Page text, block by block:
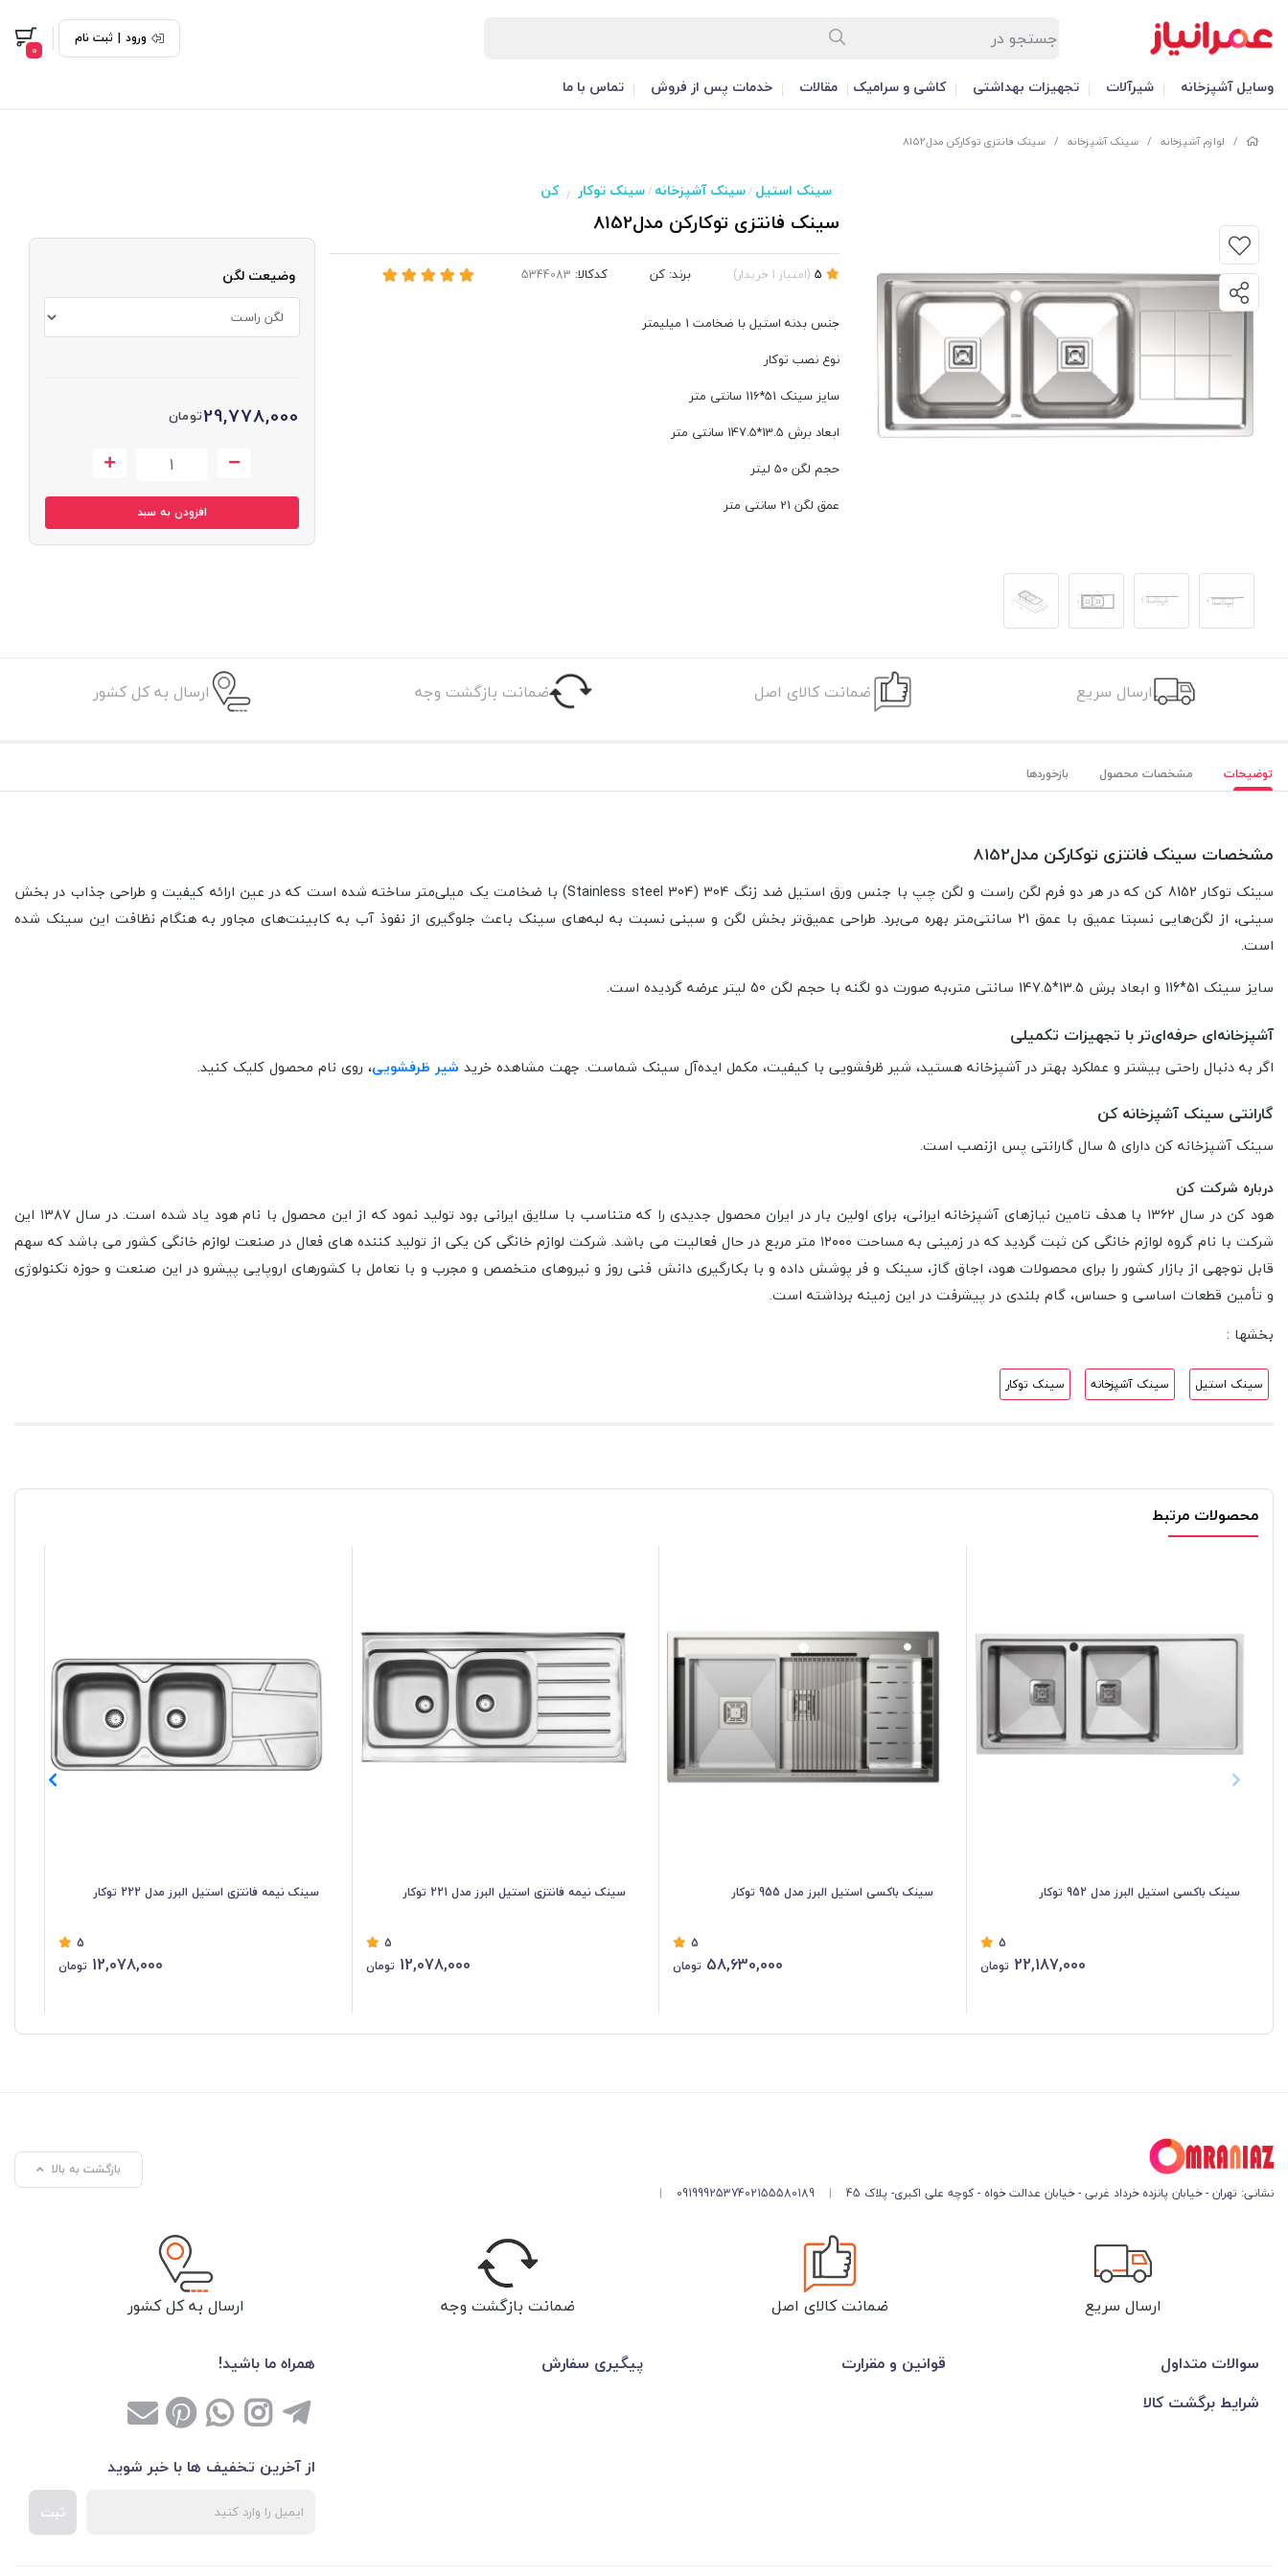
ورود | ثبت نام
0
وسایل آشپزخانه شیرآلات تجهیزات بهداشتی کاشی و سرامیک مقالات خدمات پس از فروش تماس با ما
/ لوازم آشپزخانه / سینک آشپزخانه / سینک فانتزی توکارکن مدل8152
سینک استیل /سینک آشپزخانه /سینک توکار / کن
سینک فانتزی توکارکن مدل8152
(امتیاز 1 خریدار) برند: کن کدکالا:
جنس بدنه استیل با ضخامت 1 میلیمتر
نوع نصب توکار
سایز سینک 51*116 سانتی متر
ابعاد برش 13.5*147.5 سانتی متر
حجم لگن 50 لیتر
عمق لگن 21 سانتی متر
وضیعت لگن
29,778,000تومان
افزودن به سبد
ارسال سریع ضمانت کالای اصل ضمانت بازگشت وجه ارسال به کل کشور
توضیحات مشخصات محصول بازخوردها
مشخصات سینک فانتزی توکارکن مدل8152
سینک توکار 8152 کن که در هر دو فرم لگن راست و لگن چپ با جنس ورق استیل ضد زنگ 304 (Stainless steel 304) با ضخامت یک میلی‌متر ساخته شده است که در عین ارائه کیفیت و طراحی جذاب در بخش
سینی، از لگن‌هایی نسبتا عمیق با عمق 21 سانتی‌متر بهره‌ می‌برد. طراحی عمیق‌تر بخش لگن و سینی نسبت به لبه‌های سینک باعث جلوگیری از نفوذ آب به کابینت‌های مجاور به هنگام نظافت این سینک شده
است.
سایز سینک 51*116 و
ابعاد برش حجم لگن
آشپزخانه‌ای حرفه‌ای‌تر با تجهیزات تکمیلی
اگر به دنبال راحتی بیشتر و عملکرد بهتر در آشپزخانه هستید، شیر ظرفشویی با کیفیت، مکمل ایده‌آل سینک شماست. جهت مشاهده خرید شیر ظرفشویی، روی نام محصول کلیک کنید.
گارانتی سینک آشپزخانه کن
سینک آشپزخانه کن دارای 5 سال گارانتی پس ازنصب است.
درباره شرکت کن
هود کن در سال ۱۳۶۲ با هدف تامین نیازهای آشپزخانه ایرانی، برای اولین بار در ایران محصول جدیدی را که متناسب با سلایق ایرانی بود تولید نمود که از این محصول با نام هود یاد شده است.
در سال ۱۳۸۷ این
شرکت با نام گروه لوازم خانگی کن ثبت گردید که در زمینی به مساحت ۱۲۰۰۰ متر مربع در حال فعالیت می باشد. شرکت لوازم خانگی کن یکی از تولید کننده های فعال در صنعت لوازم خانگی کشور می باشد که سهم
قابل توجهی از بازار کشور را برای محصولات هود، اجاق گاز، سینک و فر پوشش داده و با بکارگیری دانش فنی روز و نیروهای متخصص و مجرب و با تعامل با کشورهای اروپایی پیشرو در این صنعت و حوزه تکنولوژی
و تأمین قطعات اساسی و حساس، گام بلندی در پیشرفت در این زمینه برداشته است.
بخشها :
سینک استیل سینک آشپزخانه سینک توکار
محصولات مرتبط
سینک باکسی استیل البرز مدل 952 توکار
5
22,187,000 تومان
سینک باکسی استیل البرز مدل 955 توکار
5
58,630,000 تومان
سینک نیمه فانتزی استیل البرز مدل 221 توکار
5
12,078,000 تومان
سینک نیمه فانتزی استیل البرز مدل 222 توکار
5
12,078,000 تومان
نشانی: تهران - خیابان پانزده خرداد غربی - خیابان عدالت خواه - کوچه علی اکبری- پلاک 45 |
02155580189
09199925374
|
بازگشت به بالا
ارسال سریع ضمانت کالای اصل ضمانت بازگشت وجه ارسال به کل کشور
سوالات متداول قوانین و مقرارت
پیگیری سفارش
شرایط برگشت کالا
همراه ما باشید!
از آخرین تخفیف ها با خبر شوید
ثبت